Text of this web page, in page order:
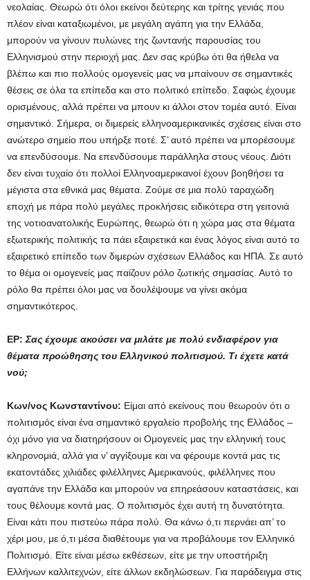
νεολαίας. Θεωρώ ότι όλοι εκείνοι δεύτερης και τρίτης γενιάς που
πλέον είναι καταξιωμένοι, με μεγάλη αγάπη για την Ελλάδα,
μπορούν να γίνουν πυλώνες της ζωντανής παρουσίας του
Ελληνισμού στην περιοχή μας. Δεν σας κρύβω ότι θα ήθελα να
βλέπω και πιο πολλούς ομογενείς μας να μπαίνουν σε σημαντικές
θέσεις σε όλα τα επίπεδα και στο πολιτικό επίπεδο. Σαφώς έχουμε
ορισμένους, αλλά πρέπει να μπουν κι άλλοι στον τομέα αυτό. Είναι
σημαντικό. Σήμερα, οι διμερείς ελληνοαμερικανικές σχέσεις είναι στο
ανώτερο σημείο που υπήρξε ποτέ. Σ’ αυτό πρέπει να μπορέσουμε
να επενδύσουμε. Να επενδύσουμε παράλληλα στους νέους. Διότι
δεν είναι τυχαίο ότι πολλοί Ελληνοαμερικανοί έχουν βοηθήσει τα
μέγιστα στα εθνικά μας θέματα. Ζούμε σε μια πολύ ταραχώδη
εποχή με πάρα πολύ μεγάλες προκλήσεις ειδικότερα στη γειτονιά
της νοτιοανατολικής Ευρώπης, θεωρώ ότι η χώρα μας στα θέματα
εξωτερικής πολιτικής τα πάει εξαιρετικά και ένας λόγος είναι αυτό το
εξαιρετικό επίπεδο των διμερών σχέσεων Ελλάδος και ΗΠΑ. Σε αυτό
το θέμα οι ομογενείς μας παίζουν ρόλο ζωτικής σημασίας. Αυτό το
ρόλο θα πρέπει όλοι μας να δουλέψουμε να γίνει ακόμα
σημαντικότερος.
ΕΡ: Σας έχουμε ακούσει να μιλάτε με πολύ ενδιαφέρον για
θέματα προώθησης του Ελληνικού πολιτισμού. Τι έχετε κατά
νού;
Κων/νος Κωνσταντίνου: Είμαι από εκείνους που θεωρούν ότι ο
πολιτισμός είναι ένα σημαντικό εργαλείο προβολής της Ελλάδος –
όχι μόνο για να διατηρήσουν οι Ομογενείς μας την ελληνική τους
κληρονομιά, αλλά για ν’ αγγίξουμε και να φέρουμε κοντά μας τις
εκατοντάδες χιλιάδες φιλέλληνες Αμερικανούς, φιλέλληνες που
αγαπάνε την Ελλάδα και μπορούν να επηρεάσουν καταστάσεις, και
τους θέλουμε κοντά μας. Ο πολιτισμός έχει αυτή τη δυνατότητα.
Είναι κάτι που πιστεύω πάρα πολύ. Θα κάνω ό,τι περνάει απ’ το
χέρι μου, με ό,τι μέσα διαθέτουμε για να προβάλουμε τον Ελληνικό
Πολιτισμό. Είτε είναι μέσω εκθέσεων, είτε με την υποστήριξη
Ελλήνων καλλιτεχνών, είτε άλλων εκδηλώσεων. Για παράδειγμα στις